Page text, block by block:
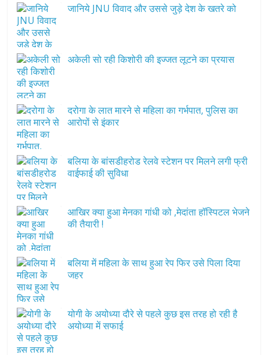
जानिये JNU विवाद और उससे जुड़े देश के खतरे को
अकेली सो रही किशोरी की इज्जत लूटने का प्रयास
दरोगा के लात मारने से महिला का गर्भपात, पुलिस का
आरोपों से इंकार
बलिया के बांसडीहरोड रेलवे स्टेशन पर मिलने लगी फ्री
वाईफाई की सुविधा
आखिर क्या हुआ मेनका गांधी को ,मेदांता हॉस्पिटल भेजने
की तैयारी !
बलिया में महिला के साथ हुआ रेप फिर उसे पिला दिया
जहर
योगी के अयोध्या दौरे से पहले कुछ इस तरह हो रही है
अयोध्या में सफाई